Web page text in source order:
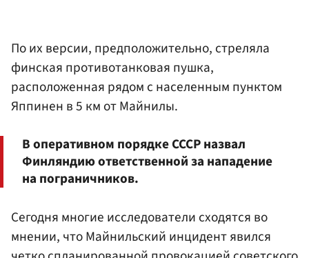
По их версии, предположительно, стреляла
финская противотанковая пушка,
расположенная рядом с населенным пунктом
Яппинен в 5 км от Майнилы.
В оперативном порядке СССР назвал
Финляндию ответственной за нападение
на пограничников.
Сегодня многие исследователи сходятся во
мнении, что Майнильский инцидент явился